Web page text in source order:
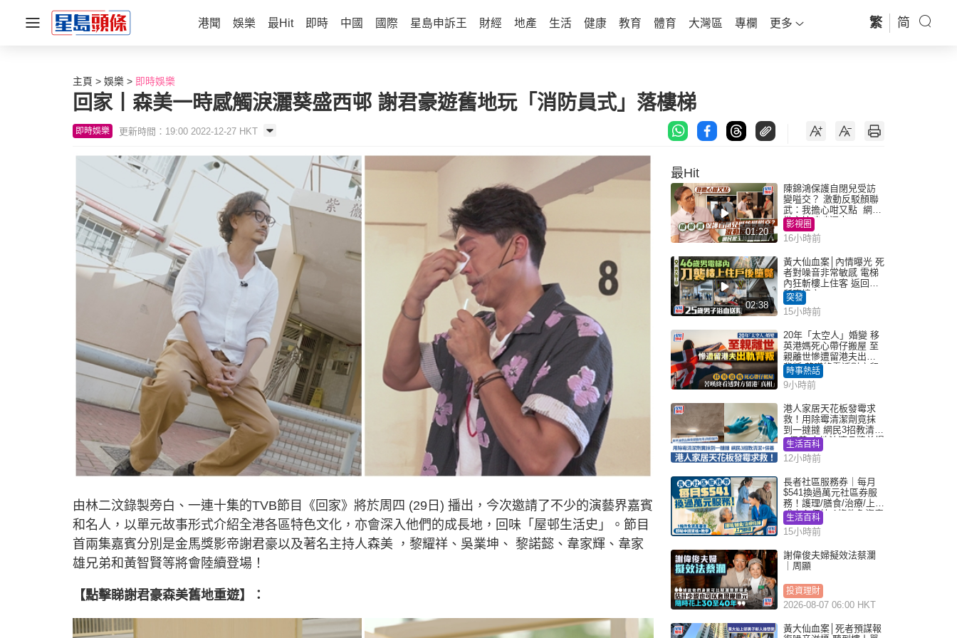
港聞 娛樂 最Hit 即時 中國 國際 星島申訴王 財經 地產 生活 健康 教育 體育 大灣區 專欄 更多 繁 简
主頁 娛樂 即時娛樂
回家丨森美一時感觸淚灑葵盛西邨 謝君豪遊舊地玩「消防員式」落樓梯
即時娛樂 更新時間：19:00 2022-12-27 HKT
由林二汶錄製旁白、一連十集的TVB節目《回家》將於周四 (29日) 播出，今次邀請了不少的演藝界嘉賓
和名人，以單元故事形式介紹全港各區特色文化，亦會深入他們的成長地，回味「屋邨生活史」。節目
首兩集嘉賓分別是金馬獎影帝謝君豪以及著名主持人森美 ，黎耀祥、吳業坤、 黎諾懿、韋家輝、韋家
雄兄弟和黃智賢等將會陸續登場！
【點擊睇謝君豪森美舊地重遊】：
最Hit
01:20
陳錦鴻保護自閉兒受訪
變嗌交？ 激動反駁顏聯
武：我擔心咁又點 網民
批主持咄咄逼人
影視圈
16小時前
02:38
黃大仙血案│內情曝光 死
者對噪音非常敏感 電梯
內狂斬樓上住客 返回住
所墮樓亡
突發
15小時前
20年「太空人」婚變 移
英港媽死心帶仔搬屋 至
親離世慘遭留港夫出軌
背叛 苦嘆終看透對方留
港「真相」｜Juicy叮
時事熱話
9小時前
港人家居天花板發霉求
救！用除霉清潔劑竟抹
到一撻撻 網民3招教清潔
+保養 本地油漆品牌曾提
醒勿用1物防變色
生活百科
12小時前
長者社區服務券｜每月
$541換過萬元社區券服
務！護理/膳食/治療/上門
或中心任揀 1條件免資產
審查（附申請資格及教
學）
生活百科
15小時前
謝偉俊夫婦擬效法蔡瀾
｜周顯
投資理財
2026-08-07 06:00 HKT
黃大仙血案│死者預謀報